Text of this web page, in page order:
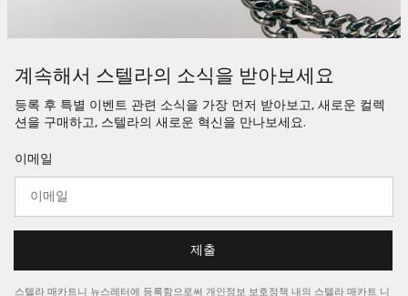
계속해서 스텔라의 소식을 받아보세요
등록 후 특별 이벤트 관련 소식을 가장 먼저 받아보고, 새로운 컬렉
션을 구매하고, 스텔라의 새로운 혁신을 만나보세요.
이메일
제출
스텔라 매카트니 뉴스레터에 등록함으로써 개인정보 보호정책 내의 스텔라 매카트 니